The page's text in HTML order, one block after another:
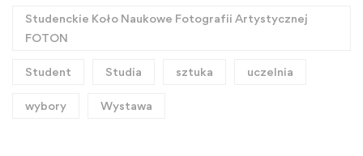
Studenckie Koło Naukowe Fotografii Artystycznej
FOTON
Student Studia sztuka uczelnia
wybory Wystawa